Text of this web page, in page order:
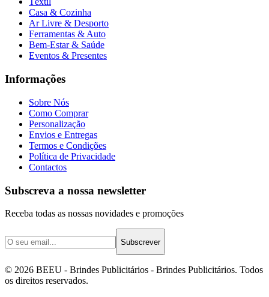
Casa & Cozinha
Ar Livre & Desporto
Ferramentas & Auto
Bem-Estar & Saúde
Eventos & Presentes
Informações
Sobre Nós
Como Comprar
Personalização
Envios e Entregas
Termos e Condições
Política de Privacidade
Contactos
Subscreva a nossa newsletter
Receba todas as nossas novidades e promoções
Subscrever
© 2026 BEEU - Brindes Publicitários - Brindes Publicitários. Todos
os direitos reservados.